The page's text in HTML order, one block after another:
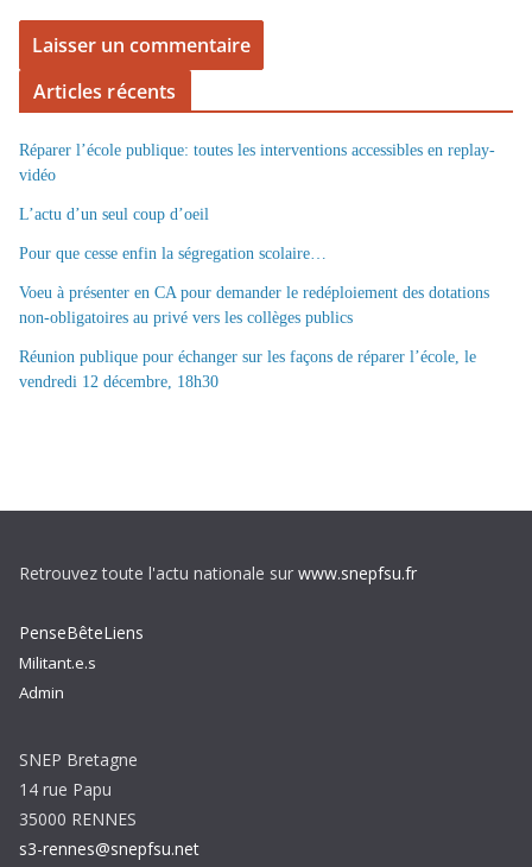
Articles récents
Réparer l’école publique: toutes les interventions accessibles en replay-
vidéo
L’actu d’un seul coup d’oeil
Pour que cesse enfin la ségregation scolaire…
Voeu à présenter en CA pour demander le redéploiement des dotations
non-obligatoires au privé vers les collèges publics
Réunion publique pour échanger sur les façons de réparer l’école, le
vendredi 12 décembre, 18h30
Retrouvez toute l'actu nationale sur www.snepfsu.fr
PenseBêteLiens
Militant.e.s
Admin
SNEP Bretagne
14 rue Papu
35000 RENNES
s3-rennes@snepfsu.net